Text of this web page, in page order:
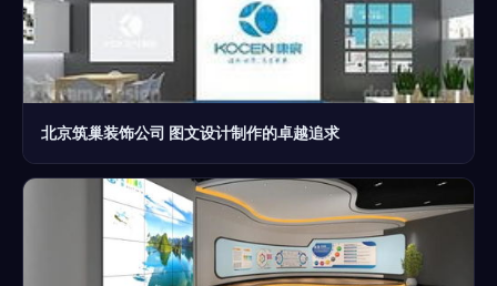
北京筑巢装饰公司 图文设计制作的卓越追求